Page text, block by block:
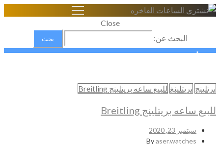
Close
البحث عن:
برتلينج
Home
شراء الساعات السويسرية الاصلية
برتلينج
برتلينج بريتلينغ للبيع ساعه بريتلينج Breitling
للبيع ساعه بريتلينج Breitling
سبتمبر 23, 2020
Byaser.watches